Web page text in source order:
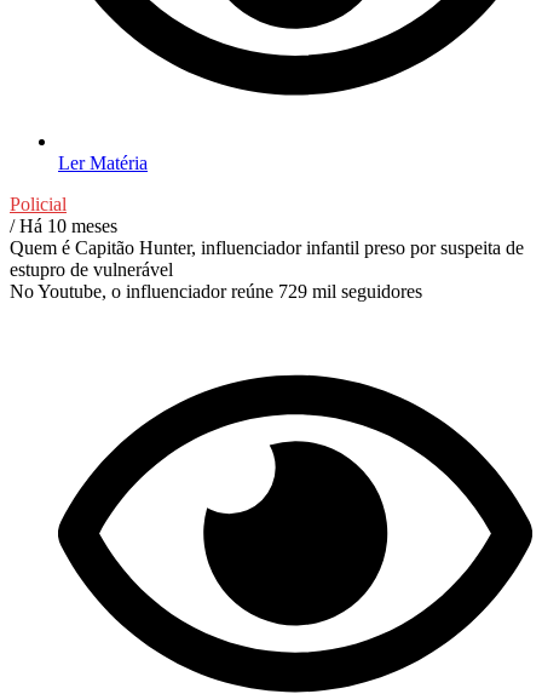
Ler Matéria
Policial
/ Há 10 meses
Quem é Capitão Hunter, influenciador infantil preso por suspeita de
estupro de vulnerável
No Youtube, o influenciador reúne 729 mil seguidores